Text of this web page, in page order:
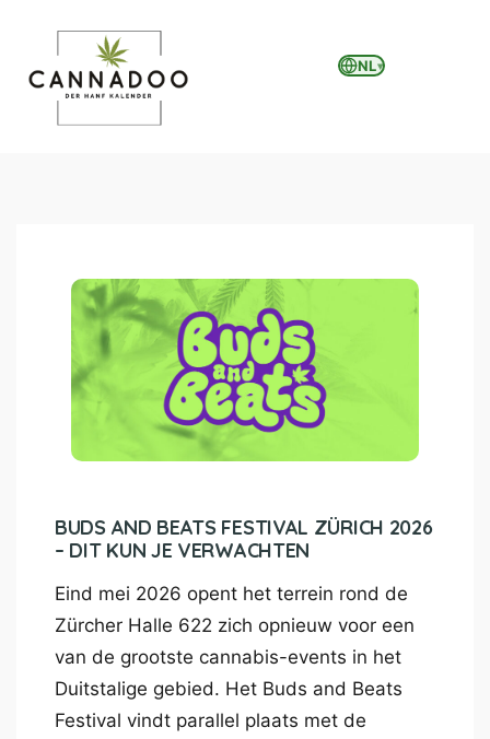
NL▾
BUDS AND BEATS FESTIVAL ZÜRICH 2026
– DIT KUN JE VERWACHTEN
Eind mei 2026 opent het terrein rond de
Zürcher Halle 622 zich opnieuw voor een
van de grootste cannabis-events in het
Duitstalige gebied. Het Buds and Beats
Festival vindt parallel plaats met de